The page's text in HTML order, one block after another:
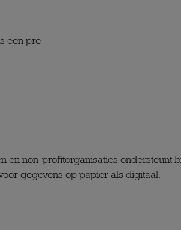
een pré
en non-profitorganisaties ondersteunt
gegevens op papier als digitaal.